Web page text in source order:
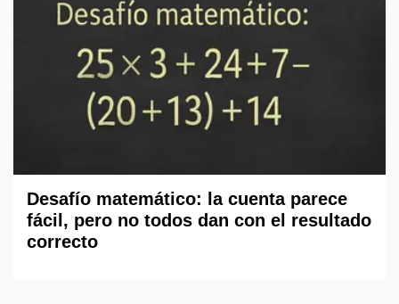
Desafío matemático: la cuenta parece
fácil, pero no todos dan con el resultado
correcto